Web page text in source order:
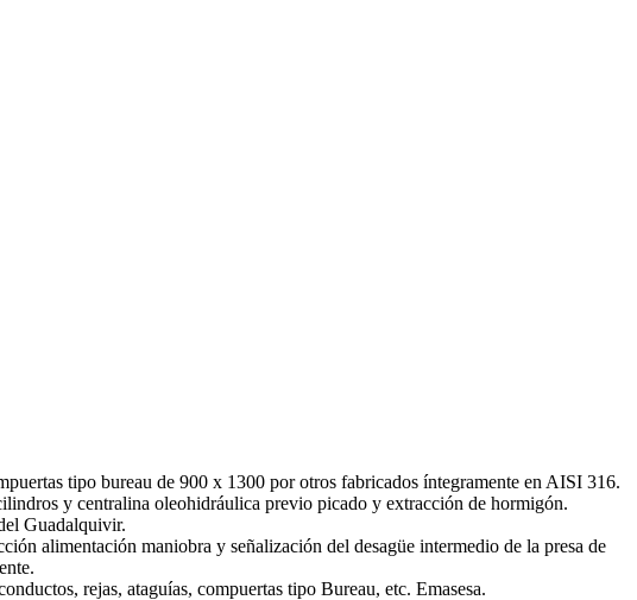
tipo bureau de 900 x 1300 por otros fabricados íntegramente en AISI 316.
y centralina oleohidráulica previo picado y extracción de hormigón.
Guadalquivir.
alimentación maniobra y señalización del desagüe intermedio de la presa de
rejas, ataguías, compuertas tipo Bureau, etc. Emasesa.